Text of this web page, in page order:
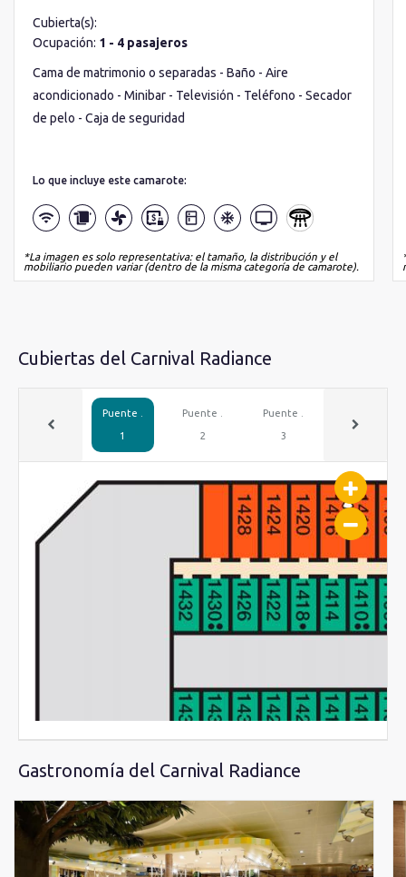
Cubierta(s):
Ocupación: 1 - 4 pasajeros
Cama de matrimonio o separadas - Baño - Aire
acondicionado - Minibar - Televisión - Teléfono - Secador
de pelo - Caja de seguridad
Lo que incluye este camarote:
*La imagen es solo representativa: el tamaño, la distribución y el
mobiliario pueden variar (dentro de la misma categoría de camarote).
Cubiertas del Carnival Radiance
Puente .
1
Puente .
2
Puente .
3
Gastronomía del Carnival Radiance